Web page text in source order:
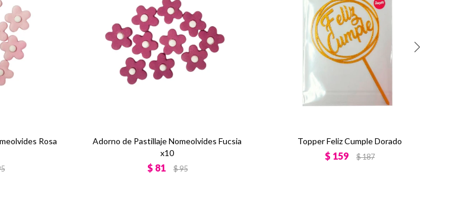
Rosa
Adorno de Pastillaje Nomeolvides Fucsia
x10
$ 81 $95
Topper Feliz Cumple Dorado
$ 159 $187